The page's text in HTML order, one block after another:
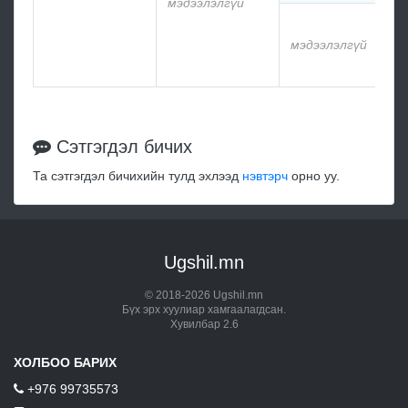
мэдээлэлгүй
мэдээлэлгүй
Сэтгэгдэл бичих
Та сэтгэгдэл бичихийн тулд эхлээд нэвтэрч орно уу.
Ugshil.mn
© 2018-2026 Ugshil.mn
Бүх эрх хуулиар хамгаалагдсан.
Хувилбар 2.6
ХОЛБОО БАРИХ
+976 99735573